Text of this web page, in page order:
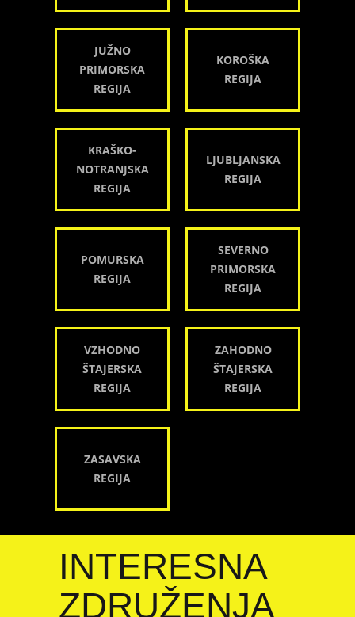
JUŽNO
PRIMORSKA
REGIJA
KOROŠKA
REGIJA
KRAŠKO-
NOTRANJSKA
REGIJA
LJUBLJANSKA
REGIJA
POMURSKA
REGIJA
SEVERNO
PRIMORSKA
REGIJA
VZHODNO
ŠTAJERSKA
REGIJA
ZAHODNO
ŠTAJERSKA
REGIJA
ZASAVSKA
REGIJA
INTERESNA
ZDRUŽENJA